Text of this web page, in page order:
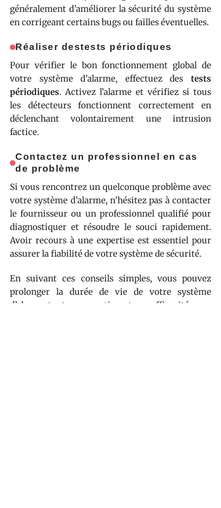
généralement d’améliorer la sécurité du système
en corrigeant certains bugs ou failles éventuelles.
Réaliser destests périodiques
Pour vérifier le bon fonctionnement global de
votre système d’alarme, effectuez des tests
périodiques. Activez l’alarme et vérifiez si tous
les détecteurs fonctionnent correctement en
déclenchant volontairement une intrusion
factice.
Contactez un professionnel en cas
de problème
Si vous rencontrez un quelconque problème avec
votre système d’alarme, n’hésitez pas à contacter
le fournisseur ou un professionnel qualifié pour
diagnostiquer et résoudre le souci rapidement.
Avoir recours à une expertise est essentiel pour
assurer la fiabilité de votre système de sécurité.
En suivant ces conseils simples, vous pouvez
prolonger la durée de vie de votre système
d’alarme tout en garantissant son efficacité pour